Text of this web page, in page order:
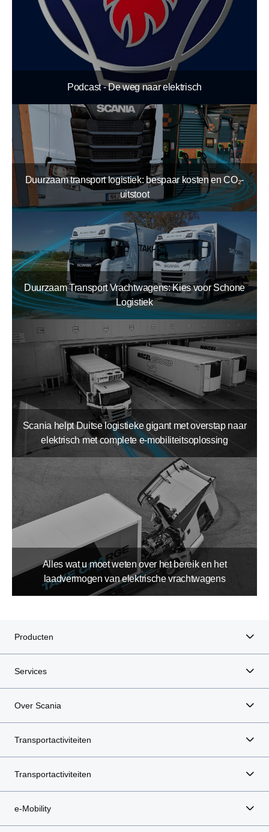
Podcast - De weg naar elektrisch
Duurzaam transport logistiek: bespaar kosten en CO₂-
uitstoot
Duurzaam Transport Vrachtwagens: Kies voor Schone
Logistiek
Scania helpt Duitse logistieke gigant met overstap naar
elektrisch met complete e-mobiliteitsoplossing
Alles wat u moet weten over het bereik en het
laadvermogen van elektrische vrachtwagens
Producten
Services
Over Scania
Transportactiviteiten
Transportactiviteiten
e-Mobility